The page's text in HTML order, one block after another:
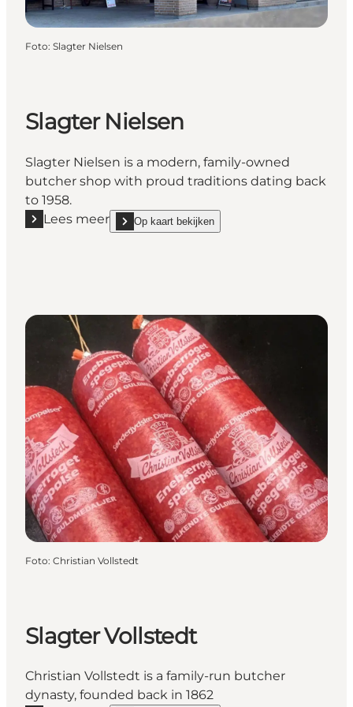
Foto: Slagter Nielsen
Slagter Nielsen
Slagter Nielsen is a modern, family-owned
butcher shop with proud traditions dating back
to 1958.
Lees meer
Lees meer "Slagter Nielsen"
Op kaart bekijken
show Slagter Nielsen on_map
Foto: Christian Vollstedt
Slagter Vollstedt
Christian Vollstedt is a family-run butcher
dynasty, founded back in 1862